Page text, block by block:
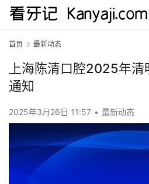
首页 最新动态
上海陈清口腔2025年
通知
2025年3月26日 11:57 • 最新动态